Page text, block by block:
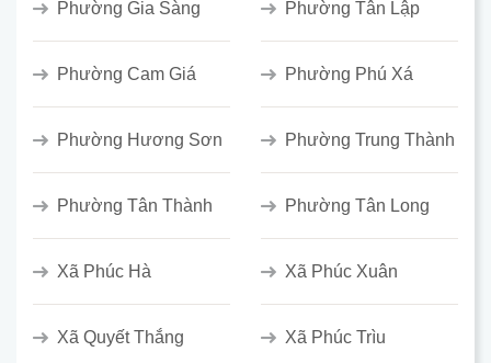
Phường Gia Sàng Phường Tân Lập
Phường Cam Giá Phường Phú Xá
Phường Hương Sơn Phường Trung Thành
Phường Tân Thành Phường Tân Long
Xã Phúc Hà Xã Phúc Xuân
Xã Quyết Thắng Xã Phúc Trìu